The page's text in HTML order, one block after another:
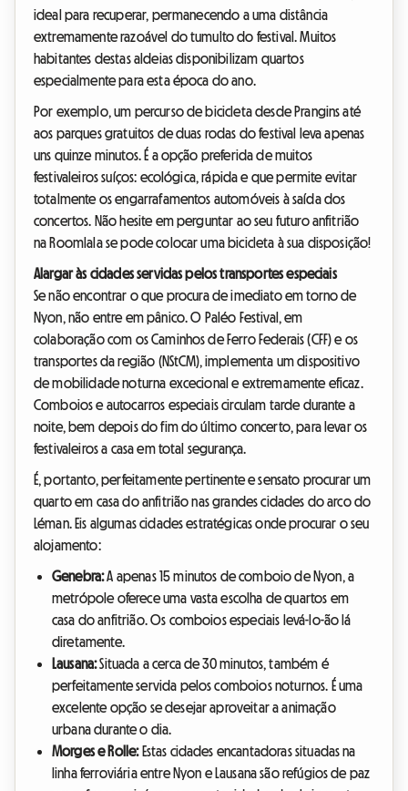
ideal para recuperar, permanecendo a uma distância
extremamente razoável do tumulto do festival. Muitos
habitantes destas aldeias disponibilizam quartos
especialmente para esta época do ano.
Por exemplo, um percurso de bicicleta desde Prangins até
aos parques gratuitos de duas rodas do festival leva apenas
uns quinze minutos. É a opção preferida de muitos
festivaleiros suíços: ecológica, rápida e que permite evitar
totalmente os engarrafamentos automóveis à saída dos
concertos. Não hesite em perguntar ao seu futuro anfitrião
na Roomlala se pode colocar uma bicicleta à sua disposição!
Alargar às cidades servidas pelos transportes especiais
Se não encontrar o que procura de imediato em torno de
Nyon, não entre em pânico. O Paléo Festival, em
colaboração com os Caminhos de Ferro Federais (CFF) e os
transportes da região (NStCM), implementa um dispositivo
de mobilidade noturna excecional e extremamente eficaz.
Comboios e autocarros especiais circulam tarde durante a
noite, bem depois do fim do último concerto, para levar os
festivaleiros a casa em total segurança.
É, portanto, perfeitamente pertinente e sensato procurar um
quarto em casa do anfitrião nas grandes cidades do arco do
Léman. Eis algumas cidades estratégicas onde procurar o seu
alojamento:
Genebra:A apenas 15 minutos de comboio de Nyon, a
metrópole oferece uma vasta escolha de quartos em
casa do anfitrião. Os comboios especiais levá-lo-ão lá
diretamente.
Lausana:Situada a cerca de 30 minutos, também é
perfeitamente servida pelos comboios noturnos. É uma
excelente opção se desejar aproveitar a animação
urbana durante o dia.
Morges e Rolle:Estas cidades encantadoras situadas na
linha ferroviária entre Nyon e Lausana são refúgios de paz